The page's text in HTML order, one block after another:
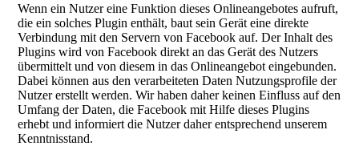
Wenn ein Nutzer eine Funktion dieses Onlineangebotes aufruft,
die ein solches Plugin enthält, baut sein Gerät eine direkte
Verbindung mit den Servern von Facebook auf. Der Inhalt des
Plugins wird von Facebook direkt an das Gerät des Nutzers
übermittelt und von diesem in das Onlineangebot eingebunden.
Dabei können aus den verarbeiteten Daten Nutzungsprofile der
Nutzer erstellt werden. Wir haben daher keinen Einfluss auf den
Umfang der Daten, die Facebook mit Hilfe dieses Plugins
erhebt und informiert die Nutzer daher entsprechend unserem
Kenntnisstand.